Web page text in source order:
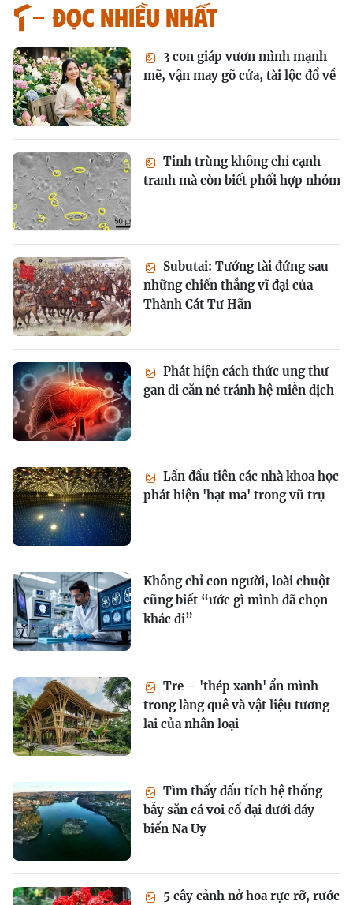
Đọc nhiều nhất
3 con giáp vươn mình mạnh
mẽ, vận may gõ cửa, tài lộc đổ về
Tinh trùng không chỉ cạnh
tranh mà còn biết phối hợp nhóm
Subutai: Tướng tài đứng sau
những chiến thắng vĩ đại của
Thành Cát Tư Hãn
Phát hiện cách thức ung thư
gan di căn né tránh hệ miễn dịch
Lần đầu tiên các nhà khoa học
phát hiện 'hạt ma' trong vũ trụ
Không chỉ con người, loài chuột
cũng biết “ước gì mình đã chọn
khác đi”
Tre – 'thép xanh' ẩn mình
trong làng quê và vật liệu tương
lai của nhân loại
Tìm thấy dấu tích hệ thống
bẫy săn cá voi cổ đại dưới đáy
biển Na Uy
5 cây cảnh nở hoa rực rỡ, rước